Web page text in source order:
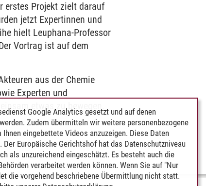
erstes Projekt zielt darauf
jetzt Expertinnen und
hielt Leuphana-Professor
Vortrag ist auf dem
aus der Chemie
Experten und
etwas zu bewegen.
Google Analytics gesetzt und auf denen
Zudem übermitteln wir weitere personenbezogene
eingebettete Videos anzuzeigen. Diese Daten
Europäische Gerichtshof hat das Datenschutzniveau
als unzureichend eingeschätzt. Es besteht auch die
verarbeitet werden können. Wenn Sie auf "Nur
die vorgehend beschriebene Übermittlung nicht statt.